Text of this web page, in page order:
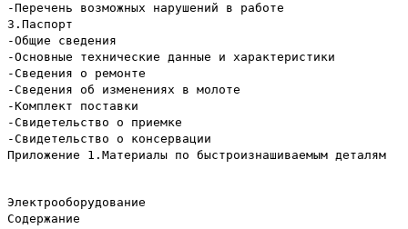
-Перечень возможных нарушений в работе
3.Паспорт
-Общие сведения
-Основные технические данные и характеристики
-Сведения о ремонте
-Сведения об изменениях в молоте
-Комплект поставки
-Свидетельство о приемке
-Свидетельство о консервации
Приложение 1.Материалы по быстроизнашиваемым деталям
Электрооборудование
Содержание